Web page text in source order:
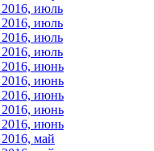
июль
июль
июль
июль
2016, июнь
2016, июнь
2016, июнь
2016, июнь
2016, июнь
май